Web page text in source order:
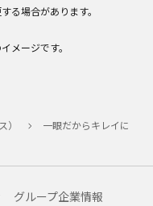
る場合があります。
メージです。
一眼だからキレイに
グループ企業情報